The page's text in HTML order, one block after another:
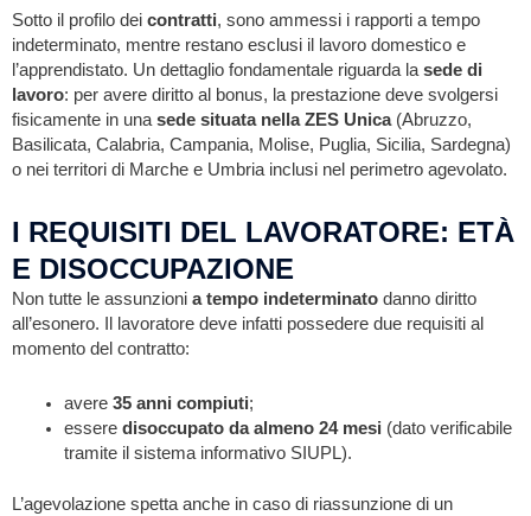
Sotto il profilo dei contratti, sono ammessi i rapporti a tempo
indeterminato, mentre restano esclusi il lavoro domestico e
l’apprendistato. Un dettaglio fondamentale riguarda lasede di
lavoro: per avere diritto al bonus, la prestazione deve svolgersi
fisicamente in unasede situata nella ZES Unica(Abruzzo,
Basilicata, Calabria, Campania, Molise, Puglia, Sicilia, Sardegna)
o nei territori di Marche e Umbria inclusi nel perimetro agevolato.
I REQUISITI DEL LAVORATORE: ETÀ
E DISOCCUPAZIONE
Non tutte le assunzioni a tempo indeterminato danno diritto
all’esonero. Il lavoratore deve infatti possedere due requisiti al
momento del contratto:
avere 35 anni compiuti;
esseredisoccupato da almeno 24 mesi (dato verificabile
tramite il sistema informativo SIUPL).
L’agevolazione spetta anche in caso di riassunzione di un